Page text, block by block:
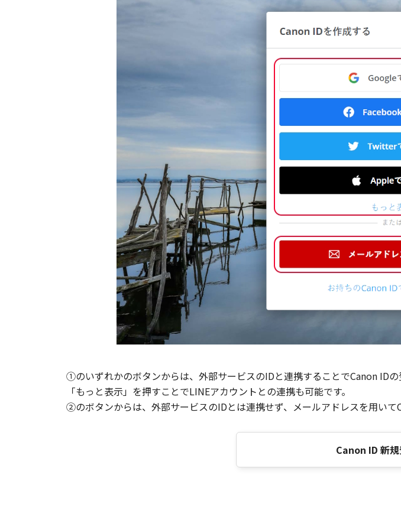
①のいずれかのボタンからは、外部サービスのIDと連携することでCanon IDの
「もっと表示」を押すことでLINEアカウントとの連携も可能です。
②のボタンからは、外部サービスのIDとは連携せず、メールアドレスを用いて
Canon ID 新